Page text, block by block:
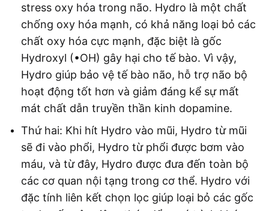
stress oxy hóa trong não. Hydro là một chất
chống oxy hóa mạnh, có khả năng loại bỏ các
chất oxy hóa cực mạnh, đặc biệt là gốc
Hydroxyl (•OH) gây hại cho tế bào. Vì vậy,
Hydro giúp bảo vệ tế bào não, hỗ trợ não bộ
hoạt động tốt hơn và giảm đáng kể sự mất
mát chất dẫn truyền thần kinh dopamine.
Thứ hai: Khi hít Hydro vào mũi, Hydro từ mũi
sẽ đi vào phổi, Hydro từ phổi được bơm vào
máu, và từ đây, Hydro được đưa đến toàn bộ
các cơ quan nội tạng trong cơ thể. Hydro với
đặc tính liên kết chọn lọc giúp loại bỏ các gốc